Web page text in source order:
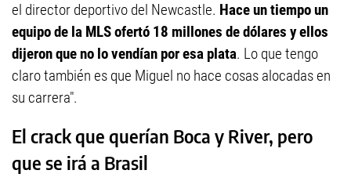
el director deportivo del Newcastle. Hace un tiempo un
equipo de la MLS ofertó 18 millones de dólares y ellos
dijeron que no lo vendían por esa plata. Lo que tengo
claro también es que Miguel no hace cosas alocadas en
su carrera".
El crack que querían Boca y River, pero
que se irá a Brasil